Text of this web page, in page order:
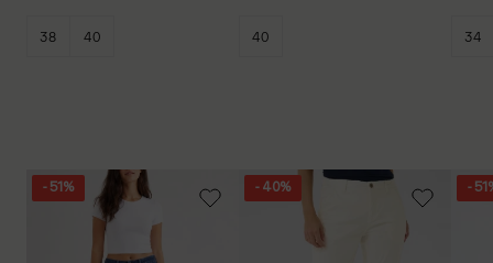
38 40 40 34
- 51% - 40% -